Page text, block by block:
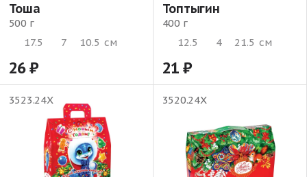
Тоша
500 г
17.5
7 10.5 см
26
Топтыгин
400 г
12.5
4 21.5 см
21
3523.24Х 3520.24Х